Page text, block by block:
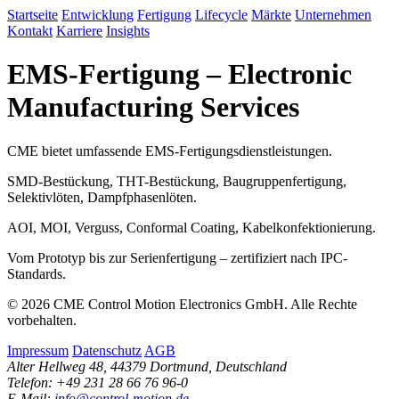
Startseite Entwicklung Fertigung Lifecycle Märkte Unternehmen
Kontakt Karriere Insights
EMS-Fertigung – Electronic
Manufacturing Services
CME bietet umfassende EMS-Fertigungsdienstleistungen.
SMD-Bestückung, THT-Bestückung, Baugruppenfertigung,
Selektivlöten, Dampfphasenlöten.
AOI, MOI, Verguss, Conformal Coating, Kabelkonfektionierung.
Vom Prototyp bis zur Serienfertigung – zertifiziert nach IPC-
Standards.
© 2026 CME Control Motion Electronics GmbH. Alle Rechte
vorbehalten.
Impressum Datenschutz AGB
Alter Hellweg 48, 44379 Dortmund, Deutschland
Telefon: +49 231 28 66 76 96-0